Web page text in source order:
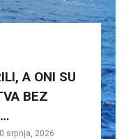
A ONI SU
BEZ
srpnja, 2026